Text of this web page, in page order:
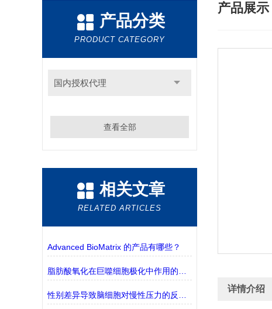
产品分类
PRODUCT CATEGORY
国内授权代理
查看全部
相关文章
RELATED ARTICLES
Advanced BioMatrix 的产品有哪些？
产品展示
详情介绍